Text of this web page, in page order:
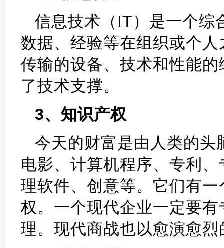
信息技术（IT）是一个综
数据、经验等在组织或个
传输的设备、技术和性能
了技术支撑。
3、知识产权
今天的财富是由人类的
电影、计算机程序、专利
理软件、创意等。它们有
权。一个现代企业一定要
理。现代商战也以愈演愈